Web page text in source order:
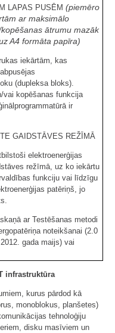
LAPAS PUSĒM (piemēro
ar maksimālo
ātrumu mazāk
A4 formāta papīra)
iekārtām, kas
(dupleksa bloks).
vai kopēšanas funkcija
ir
GAIDSTĀVES REŽĪMĀ
elektroenerģijas
režīmā, uz ko iekārtu
funkciju vai līdzīgu
patēriņš, jo
ar Testēšanas metodi
noteikšanai (2.0
gada maijs) vai
infrastruktūra
kurus pārdod kā
monoblokus, planšetes)
tehnoloģiju
disku masīviem un